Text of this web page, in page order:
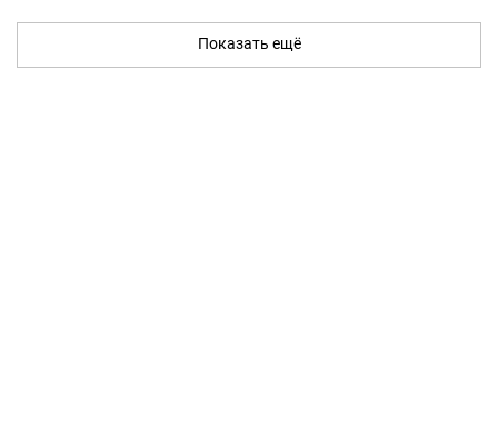
Показать ещё